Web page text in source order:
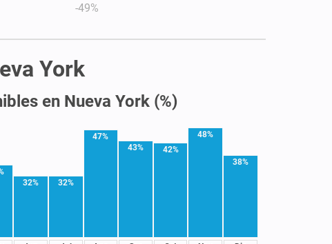
-49%
York
en Nueva York (%)
32% 32%
47%
43% 42%
48%
38%